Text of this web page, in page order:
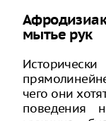
мытье рук
чего они
поведения